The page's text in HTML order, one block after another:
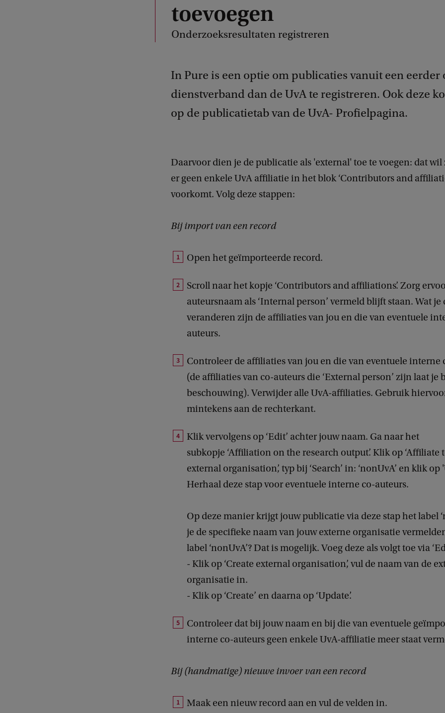
toevoegen
Onderzoeksresultaten registreren
In Pure is een optie om publicaties vanuit een eerder
dienstverband dan de UvA te registreren. Ook deze
op de publicatietab van de UvA- Profielpagina.
Daarvoor dien je de publicatie als 'external' toe te voegen: dat wil
er geen enkele UvA affiliatie in het blok ‘Contributors and
voorkomt. Volg deze stappen:
Bij import van een record
Open het geïmporteerde record.
Scroll naar het kopje ‘Contributors and affiliations’. Zorg
auteursnaam als ‘Internal person’ vermeld blijft staan. Wat je
veranderen zijn de affiliaties van jou en die van eventuele
auteurs.
Controleer de affiliaties van jou en die van eventuele interne
(de affiliaties van co-auteurs die ‘External person’ zijn laat je
beschouwing). Verwijder alle UvA-affiliaties. Gebruik
mintekens aan de rechterkant.
Klik vervolgens op ‘Edit’ achter jouw naam. Ga naar het
subkopje ‘Affiliation on the research output’. Klik op ‘Affiliate
external organisation’, typ bij ‘Search’ in: ‘nonUvA’ en klik op
Herhaal deze stap voor eventuele interne co-auteurs.
Op deze manier krijgt jouw publicatie via deze stap het label
je de specifieke naam van jouw externe organisatie
label ‘nonUvA’? Dat is mogelijk. Voeg deze als volgt toe via
- Klik op ‘Create external organisation’, vul de naam van de
organisatie in.
- Klik op ‘Create’ en daarna op ‘Update’.
Controleer dat bij jouw naam en bij die van eventuele
interne co-auteurs geen enkele UvA-affiliatie meer staat
Bij (handmatige) nieuwe invoer van een record
Maak een nieuw record aan en vul de velden in.